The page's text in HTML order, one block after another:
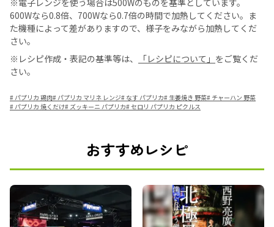
600Wなら0.8倍、700Wなら0.7倍の時間で加熱してください。ま
た機種によって差がありますので、様子をみながら加熱してくだ
さい。
※レシピ作成・表記の基準等は、
「レシピについて」 をご覧くだ
さい。
# パプリカ 鶏肉# パプリカ マリネ レンジ# なす パプリカ# 生姜焼き 野菜# チャーハン 野菜
# パプリカ 焼くだけ# ズッキーニ パプリカ#セロリ パプリカ ピクルス
おすすめレシピ